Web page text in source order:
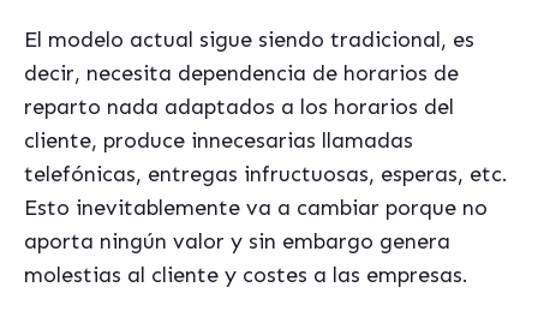
El modelo actual sigue siendo tradicional, es
decir, necesita dependencia de horarios de
reparto nada adaptados a los horarios del
cliente, produce innecesarias llamadas
telefónicas, entregas infructuosas, esperas, etc.
Esto inevitablemente va a cambiar porque no
aporta ningún valor y sin embargo genera
molestias al cliente y costes a las empresas.